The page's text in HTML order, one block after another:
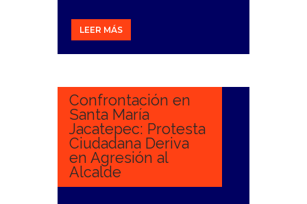
LEER MÁS
18
Confrontación en
Santa María
Jacatepec: Protesta
Ciudadana Deriva
en Agresión al
Alcalde